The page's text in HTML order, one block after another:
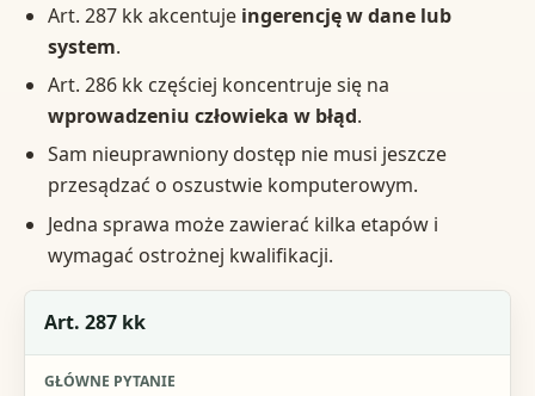
Art. 287 kk akcentuje ingerencję w dane lub
system.
Art. 286 kk częściej koncentruje się na
wprowadzeniu człowieka w błąd.
Sam nieuprawniony dostęp nie musi jeszcze
przesądzać o oszustwie komputerowym.
Jedna sprawa może zawierać kilka etapów i
wymagać ostrożnej kwalifikacji.
Sytuacja
Główne pytanie
Art. 287 kk